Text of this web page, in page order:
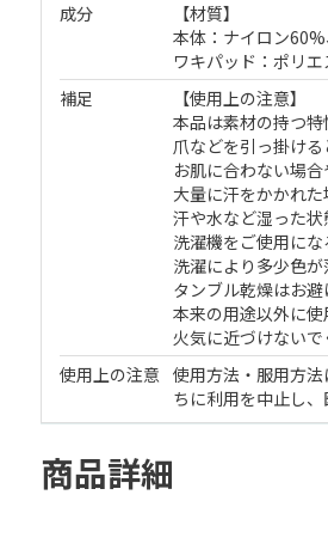
成分
【材質】
本体：ナイロン
ワキパッド：ポリ
補足
【使用上の注意】
本品は素材の持つ特
爪などを引っ掛け
お肌に合わない場
大量に汗をかかれた
汗や水など湿った状
洗濯機をご使用に
洗濯により多少色が
タンブル乾燥はお避
本来の用途以外に使
火気に近づけないで
使用上の注意 使用方法・服用方
ちに利用を中止し、
商品詳細